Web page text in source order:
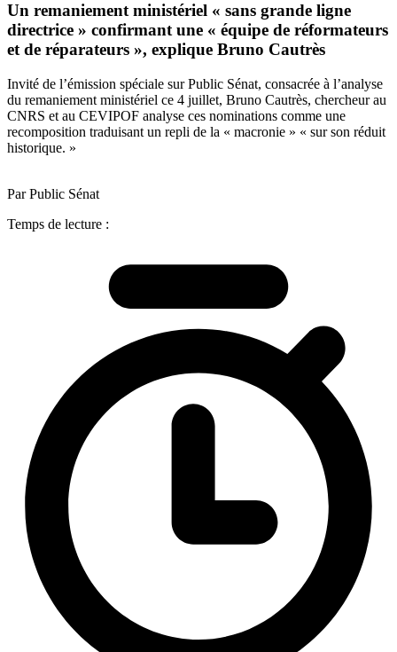
Un remaniement ministériel « sans grande ligne
directrice » confirmant une « équipe de réformateurs
et de réparateurs », explique Bruno Cautrès
Invité de l’émission spéciale sur Public Sénat, consacrée à l’analyse
du remaniement ministériel ce 4 juillet, Bruno Cautrès, chercheur au
CNRS et au CEVIPOF analyse ces nominations comme une
recomposition traduisant un repli de la « macronie » « sur son réduit
historique. »
Par Public Sénat
Temps de lecture :